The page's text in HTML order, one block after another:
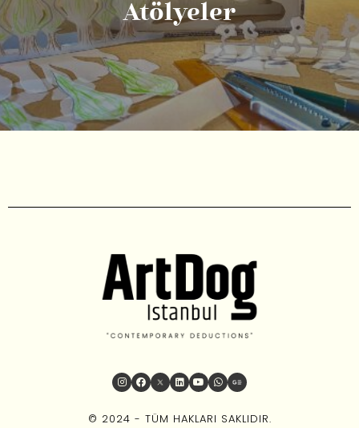
Atölyeler
© 2024 - TÜM HAKLARI SAKLIDIR.